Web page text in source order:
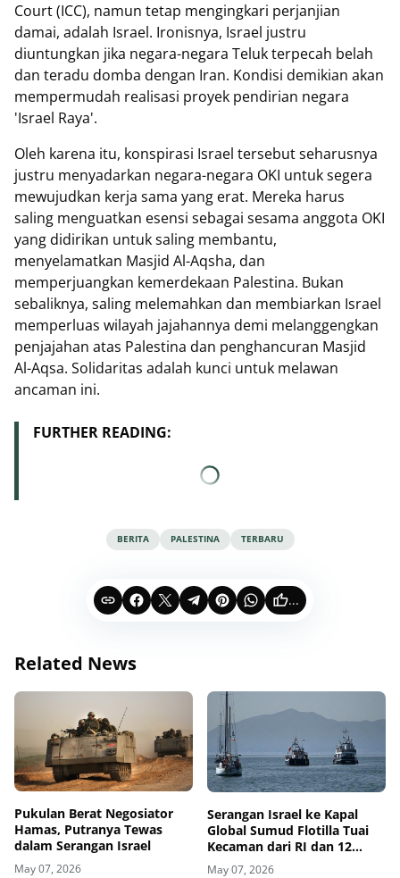
Court (ICC), namun tetap mengingkari perjanjian
damai, adalah Israel. Ironisnya, Israel justru
diuntungkan jika negara-negara Teluk terpecah belah
dan teradu domba dengan Iran. Kondisi demikian akan
mempermudah realisasi proyek pendirian negara
'Israel Raya'.
Oleh karena itu, konspirasi Israel tersebut seharusnya
justru menyadarkan negara-negara OKI untuk segera
mewujudkan kerja sama yang erat. Mereka harus
saling menguatkan esensi sebagai sesama anggota OKI
yang didirikan untuk saling membantu,
menyelamatkan Masjid Al-Aqsha, dan
memperjuangkan kemerdekaan Palestina. Bukan
sebaliknya, saling melemahkan dan membiarkan Israel
memperluas wilayah jajahannya demi melanggengkan
penjajahan atas Palestina dan penghancuran Masjid
Al-Aqsa. Solidaritas adalah kunci untuk melawan
ancaman ini.
FURTHER READING:
BERITA PALESTINA TERBARU
...
Related News
Pukulan Berat Negosiator
Hamas, Putranya Tewas
dalam Serangan Israel
May 07, 2026
Serangan Israel ke Kapal
Global Sumud Flotilla Tuai
Kecaman dari RI dan 12
Negara
May 07, 2026